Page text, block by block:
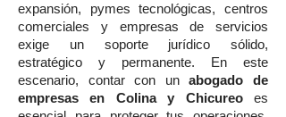
expansión, pymes tecnológicas, centros
comerciales y empresas de servicios
exige un soporte jurídico sólido,
estratégico y permanente. En este
escenario, contar con unabogado de
empresas en Colina y Chicureoes